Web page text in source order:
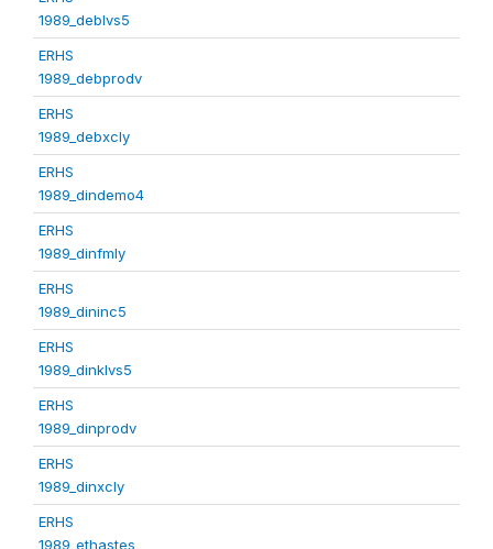
1989_deblvs5
ERHS
1989_debprodv
ERHS
1989_debxcly
ERHS
1989_dindemo4
ERHS
1989_dinfmly
ERHS
1989_dininc5
ERHS
1989_dinklvs5
ERHS
1989_dinprodv
ERHS
1989_dinxcly
ERHS
1989_ethastes